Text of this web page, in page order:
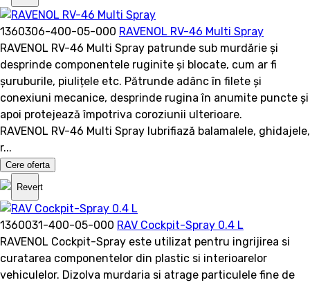
1360306-400-05-000 RAVENOL RV-46 Multi Spray
RAVENOL RV-46 Multi Spray patrunde sub murdărie și
desprinde componentele ruginite și blocate, cum ar fi
șuruburile, piulițele etc. Pătrunde adânc în filete și
conexiuni mecanice, desprinde rugina în anumite puncte și
apoi protejează împotriva coroziunii ulterioare.
RAVENOL RV-46 Multi Spray lubrifiază balamalele, ghidajele,
r...
Cere oferta
Revert
1360031-400-05-000 RAV Cockpit-Spray 0.4 L
RAVENOL Cockpit-Spray este utilizat pentru ingrijirea si
curatarea componentelor din plastic si interioarelor
vehiculelor. Dizolva murdaria si atrage particulele fine de